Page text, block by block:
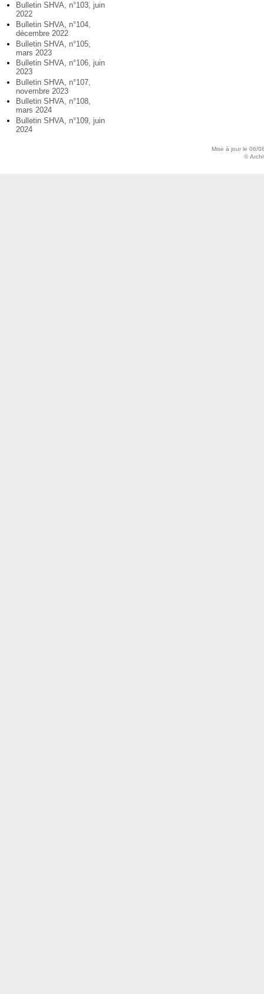
Bulletin SHVA, n°103, juin
2022
Bulletin SHVA, n°104,
décembre 2022
Bulletin SHVA, n°105,
mars 2023
Bulletin SHVA, n°106, juin
2023
Bulletin SHVA, n°107,
novembre 2023
Bulletin SHVA, n°108,
mars 2024
Bulletin SHVA, n°109, juin
2024
Mise à jour le 06/
©